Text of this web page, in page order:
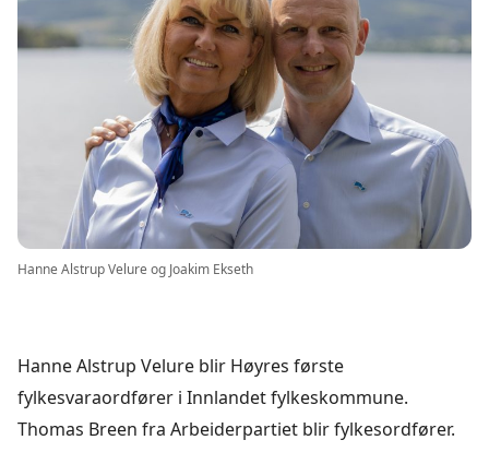
Hanne Alstrup Velure og Joakim Ekseth
Hanne Alstrup Velure blir Høyres første
fylkesvaraordfører i Innlandet fylkeskommune.
Thomas Breen fra Arbeiderpartiet blir fylkesordfører.